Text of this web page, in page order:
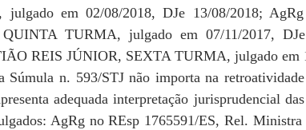
julgado em 02/08/2018, DJe 13/08/2018;
TURMA, julgado em 07/11/2017,
REIS JÚNIOR, SEXTA TURMA, julgado em
Súmula n. 593/STJ não importa na
adequada interpretação jurisprudencial
AgRg no REsp 1765591/ES, Rel.